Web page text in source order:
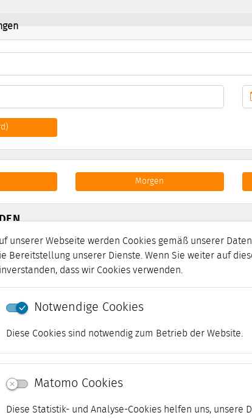
unserer Webseite werden Cookies gemäß unserer
Bereitstellung unserer Dienste. Wenn Sie weiter auf
dass wir Cookies verwenden.
Notwendige Cookies
Diese Cookies sind notwendig zum Betrieb der Website.
Matomo Cookies
Diese Statistik- und Analyse-Cookies helfen uns,
Morgen
...